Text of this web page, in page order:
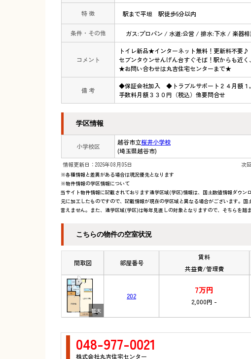
特 徴 駅まで平坦 駅徒歩5分以内
条件・その他 ガス:プロパン / 水道:公営 / 排水:下水 / 楽器
コメント
トイレ新品★インターネット無料！更新料不要♪
セブンタウンせんげん台すぐそば！駅からも近
★お問い合わせは丸吉住宅センターまで★
備 考
◆保証会社加入 ◆トラブルサポート２４月額
手数料月額３３０円（税込）他要問合せ
学区情報
小学校区
越谷市立桜井小学校
(埼玉県越谷市)
情報更新日：2026年08月05日 次
※各種情報と差異がある場合は現況優先となります
※物件情報の学区情報について
当サイト物件情報に記載されております通学区域(学区)情報は、国土数値情報ダウン
元に加工したものですので、記載情報が現在の学区域と異なる場合がございます。
言えません。また、通学区域(学区)は毎年見直しの対象となりますので、そちらを踏
こちらの物件の空室状況
間取図 部屋番号
賃料
共益費/管理費
202
7万円
2,000円 -
048-977-0021
株式会社丸吉住宅センター